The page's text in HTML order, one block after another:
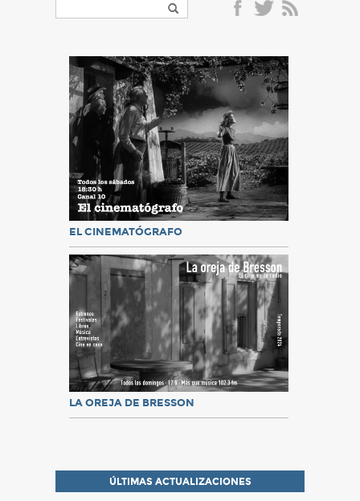
EL CINEMATÓGRAFO
LA OREJA DE BRESSON
ÚLTIMAS ACTUALIZACIONES